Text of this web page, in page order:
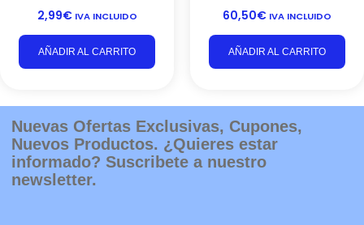
2,99€ IVA INCLUIDO
AÑADIR AL CARRITO
60,50€ IVA INCLUIDO
AÑADIR AL CARRITO
Nuevas Ofertas Exclusivas, Cupones,
Nuevos Productos. ¿Quieres estar
informado? Suscribete a nuestro
newsletter.